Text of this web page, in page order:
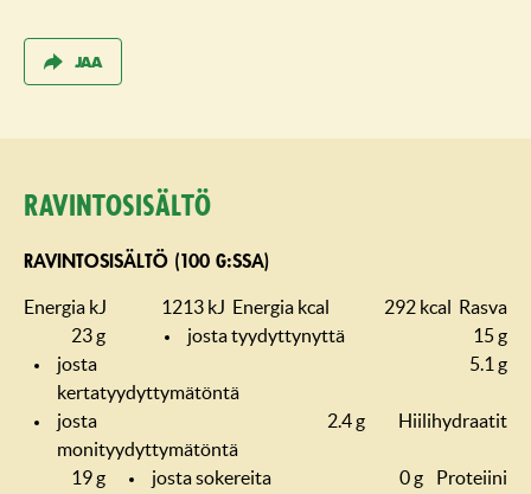
JAA
Ravintosisältö
RAVINTOSISÄLTÖ (100 G:SSA)
Energia kJ 1213 kJ Energia kcal 292 kcal Rasva
23 g
josta tyydyttynyttä
15 g
josta
kertatyydyttymätöntä
5.1 g
josta
monityydyttymätöntä
2.4 g Hiilihydraatit
19 g josta sokereita 0 g
Proteiini